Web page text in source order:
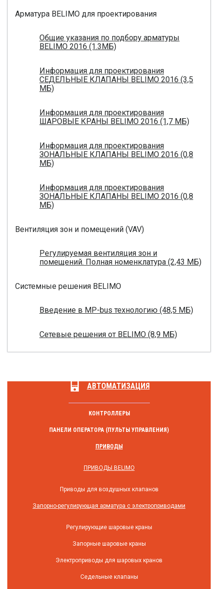
Арматура BELIMO для проектирования
Общие указания по подбору арматуры
BELIMO 2016 (1.3МБ)
Информация для проектирования
СЕДЕЛЬНЫЕ КЛАПАНЫ BELIMO 2016 (3,5
МБ)
Информация для проектирования
ШАРОВЫЕ КРАНЫ BELIMO 2016 (1,7 МБ)
Информация для проектирования
ЗОНАЛЬНЫЕ КЛАПАНЫ BELIMO 2016 (0,8
МБ)
Информация для проектирования
ЗОНАЛЬНЫЕ КЛАПАНЫ BELIMO 2016 (0,8
МБ)
Вентиляция зон и помещений (VAV)
Регулируемая вентиляция зон и
помещений. Полная номенклатура (2,43 МБ)
Системные решения BELIMO
Введение в MP-bus технологию (48,5 МБ)
Сетевые решения от BELIMO (8,9 МБ)
АВТОМАТИЗАЦИЯ
КОНТРОЛЛЕРЫ
ПАНЕЛИ ОПЕРАТОРА (ПУЛЬТЫ УПРАВЛЕНИЯ)
ПРИВОДЫ
ПРИВОДЫ BELIMO
Приводы для воздушных клапанов
Запорно-регулирующая арматура с электроприводами
Регулирующие шаровые краны
Запорные шаровые краны
Электроприводы для шаровых кранов
Седельные клапаны